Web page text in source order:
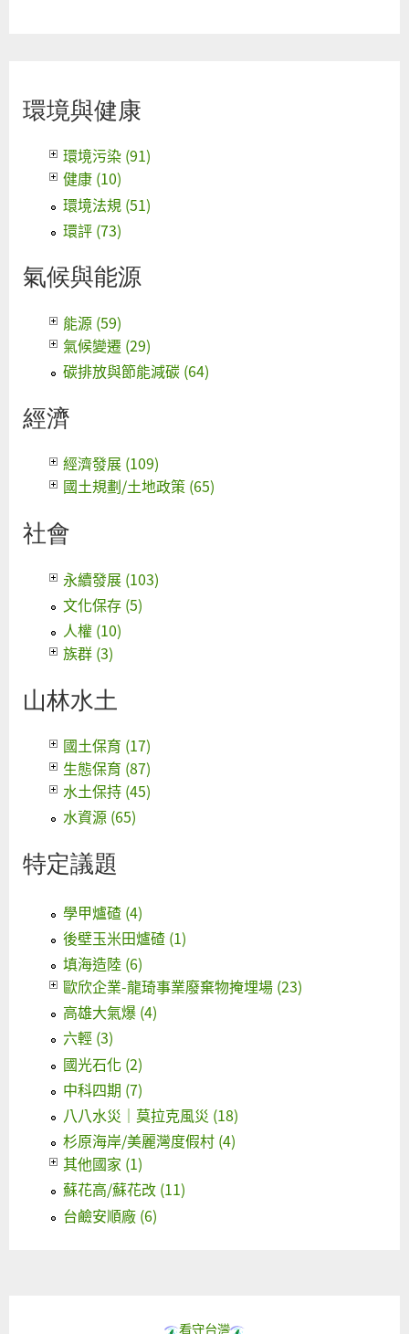
環境與健康
環境污染 (91)
健康 (10)
環境法規 (51)
環評 (73)
氣候與能源
能源 (59)
氣候變遷 (29)
碳排放與節能減碳 (64)
經濟
經濟發展 (109)
國土規劃/土地政策 (65)
社會
永續發展 (103)
文化保存 (5)
人權 (10)
族群 (3)
山林水土
國土保育 (17)
生態保育 (87)
水土保持 (45)
水資源 (65)
特定議題
學甲爐碴 (4)
後壁玉米田爐碴 (1)
填海造陸 (6)
歐欣企業-龍琦事業廢棄物掩埋場 (23)
高雄大氣爆 (4)
六輕 (3)
國光石化 (2)
中科四期 (7)
八八水災｜莫拉克風災 (18)
杉原海岸/美麗灣度假村 (4)
其他國家 (1)
蘇花高/蘇花改 (11)
台鹼安順廠 (6)
看守台灣